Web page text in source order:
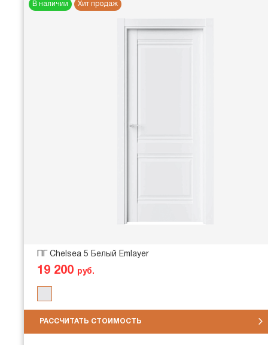
В наличии Хит продаж
ПГ Chelsea 5 Белый Emlayer
19 200 руб.
РАССЧИТАТЬ СТОИМОСТЬ